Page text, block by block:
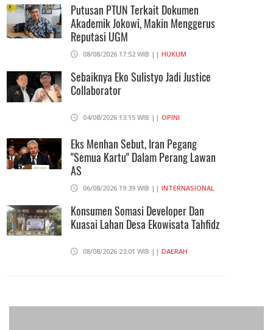
07/08/2026 20:52 WIB || TENAGA KERJA
Terkait Ijazah Jokowi, 3 Gugatan Akan
Diajukan Ke PN Jakpus Dan PTUN
07/08/2026 19:06 WIB ||
Putusan PTUN Terkait Dokumen
Akademik Jokowi, Makin Menggerus
Reputasi UGM
08/08/2026 17:52 WIB || HUKUM
Sebaiknya Eko Sulistyo Jadi Justice
Collaborator
04/08/2026 13:15 WIB || OPINI
Eks Menhan Sebut, Iran Pegang
"Semua Kartu" Dalam Perang Lawan
AS
06/08/2026 19:39 WIB || INTERNASIONAL
Konsumen Somasi Developer Dan
Kuasai Lahan Desa Ekowisata Tahfidz
08/08/2026 23:01 WIB || DAERAH
206 Juta